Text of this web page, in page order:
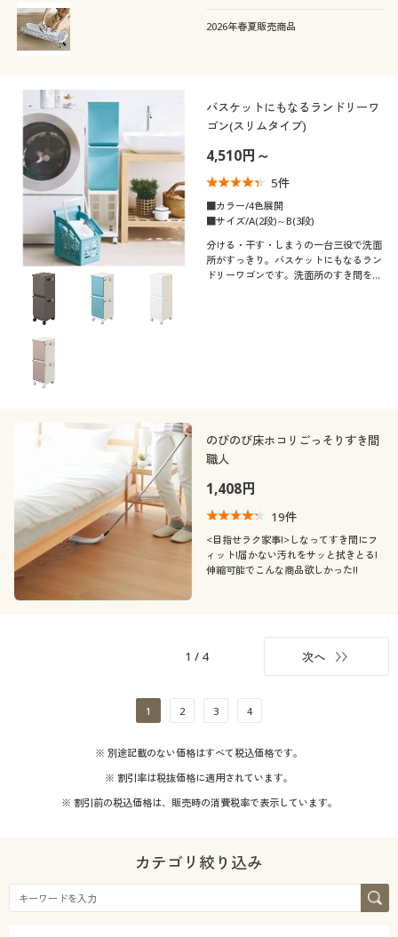
2026年春夏販売商品
バスケットにもなるランドリーワ
ゴン(スリムタイプ)
4,510円～
5件
■カラー/4色展開
■サイズ/A(2段)～B(3段)
分ける・干す・しまうの一台三役で洗面
所がすっきり。バスケットにもなるラン
ドリーワゴンです。洗面所のすき間を有
のびのび床ホコリごっそりすき間
職人
1,408円
19件
<目指せラク家事!>しなってすき間にフ
ィット!届かない汚れをサッと拭きとる!
伸縮可能でこんな商品欲しかった!!
1 / 4 次へ
1 2 3 4
※ 別途記載のない価格はすべて税込価格です。
※ 割引率は税抜価格に適用されています。
※ 割引前の税込価格は、販売時の消費税率で表示しています。
カテゴリ絞り込み